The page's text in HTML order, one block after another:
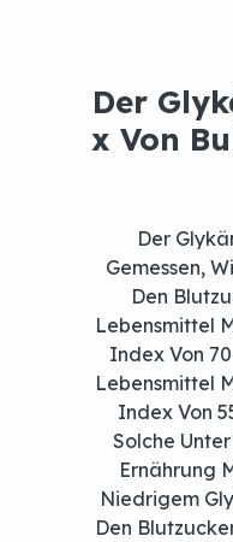
Der
Gemessen,
Den
Lebensmittel
Index Von
Lebensmittel
Index Von
Solche
Ernährung
Niedrigem
Den